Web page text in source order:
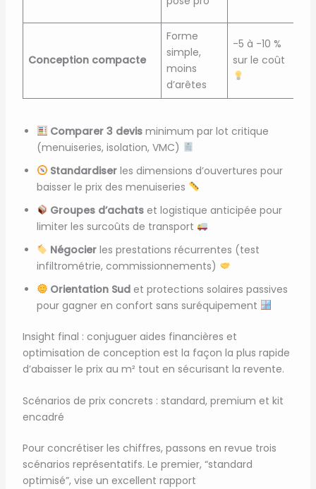
Conception compacte
Forme
simple,
moins
d’arêtes
-5 à -10 %
sur le coût
Comparer 3 devis minimum par lot critique
(menuiseries, isolation, VMC)
Standardiser les dimensions d’ouvertures pour
baisser le prix des menuiseries
Groupes d’achats et logistique anticipée pour
limiter les surcoûts de transport
Négocier les prestations récurrentes (test
infiltrométrie, commissionnements)
Orientation Sud et protections solaires passives
pour gagner en confort sans suréquipement
Insight final : conjuguer aides financières et
optimisation de conception est la façon la plus rapide
d’abaisser le prix au m² tout en sécurisant la revente.
Scénarios de prix concrets : standard, premium et kit
encadré
Pour concrétiser les chiffres, passons en revue trois
scénarios représentatifs. Le premier, “standard
optimisé”, vise un excellent rapport